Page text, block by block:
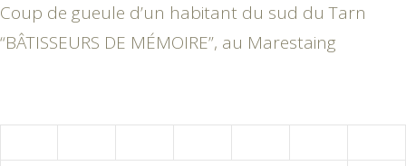
Coup de gueule d’un habitant du sud du Tarn
“BÂTISSEURS DE MÉMOIRE”, au Marestaing